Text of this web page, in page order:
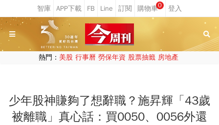
0
熱門： 美股 行事曆 勞保年資 股票抽籤 房地產
少年股神賺夠了想辭職？施昇輝「43歲
被離職」真心話：買0050、0056外還